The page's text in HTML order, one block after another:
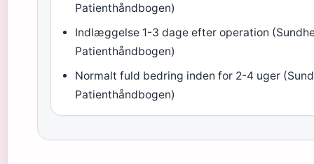
Patienthåndbogen)
Indlæggelse 1-3 dage efter operation
Patienthåndbogen)
Normalt fuld bedring inden for 2-4 uger
Patienthåndbogen)